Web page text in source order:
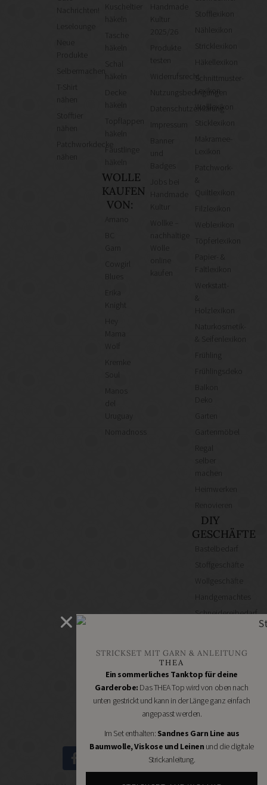
Nachrichten!
Leselounge
Neue
Produkte
Selbermachen
T-Shirt
Stofftier
Patchworkdecke
Kuscheltier
häkeln
Tasche
häkeln
häkeln
Topflappen
häkeln
Fäustlinge
häkeln
WOLLE
KAUFEN
VON:
Cowgirl
Knight
Mama
Wolf
Kremke
Manos
Uruguay
Nomadnoss
Kultur
2025/26
Produkte
testen
Widerrufsrecht
Nutzungsbedingungen
Datenschutzerklärung
Kultur
Wollke –
nachhaltige
kaufen
Stofflexikon
Nählexikon
Stricklexikon
Häkellexikon
Schnittmuster-
Lexikon
Wolllexikon
Sticklexikon
Makramee-
Lexikon
Patchwork-
&
Quiltlexikon
Weblexikon
Töpferlexikon
Papier- &
Faltlexikon
Werkstatt-
&
Holzlexikon
Naturkosmetik-
& Seifenlexikon
Frühling
Frühlingsdeko
Balkon
Deko
Garten
Gartenmöbel
Regal
Heimwerken
DIY
GESCHÄFTE
Bastelbedarf
Stoffgeschäfte
Wollgeschäfte
Handgemachtes
Schneidereibedarf
Handarbeitszubehör
Online
Shops
Schmuckzubehör
Nähmaschinen
STRICKSET MIT GARN & ANLEITUNG
THEA
Ein sommerliches Tanktop für deine
Garderobe: Das THEA Top wird von oben nach
unten gestrickt und kann in der Länge ganz einfach
angepasst werden.
Im Set enthalten: Sandnes Garn Line aus
Baumwolle, Viskose und Leinen und die digitale
Strickanleitung.